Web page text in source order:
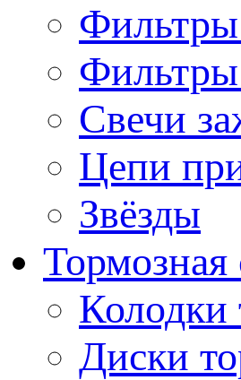
Свечи
Цепи
Звёзды
Тормозная
Колодки
Диски